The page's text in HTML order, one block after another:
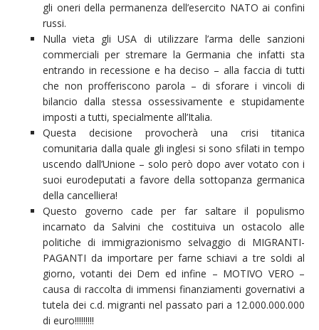
gli oneri della permanenza dell’esercito NATO ai confini
russi.
Nulla vieta gli USA di utilizzare l’arma delle sanzioni
commerciali per stremare la Germania che infatti sta
entrando in recessione e ha deciso – alla faccia di tutti
che non profferiscono parola – di sforare i vincoli di
bilancio dalla stessa ossessivamente e stupidamente
imposti a tutti, specialmente all’Italia.
Questa decisione provocherà una crisi titanica
comunitaria dalla quale gli inglesi si sono sfilati in tempo
uscendo dall’Unione – solo però dopo aver votato con i
suoi eurodeputati a favore della sottopanza germanica
della cancelliera!
Questo governo cade per far saltare il populismo
incarnato da Salvini che costituiva un ostacolo alle
politiche di immigrazionismo selvaggio di MIGRANTI-
PAGANTI da importare per farne schiavi a tre soldi al
giorno, votanti dei Dem ed infine – MOTIVO VERO –
causa di raccolta di immensi finanziamenti governativi a
tutela dei c.d. migranti nel passato pari a 12.000.000.000
di euro!!!!!!!!!